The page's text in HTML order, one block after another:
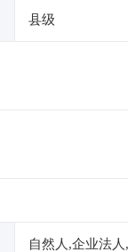
县级
自然人,企业法